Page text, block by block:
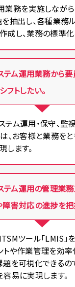
業務を実施しなが
抽出し、各種業務
成し、業務の標準化
テム運用業務から
トしたい。
テム運用・保守、監
は、お客様と業務を
します。
テム運用の管理業
障害対応の進捗を把
ツール「LMIS」
トや作業管理を効率
題を可視化できるの
容易に実現します。